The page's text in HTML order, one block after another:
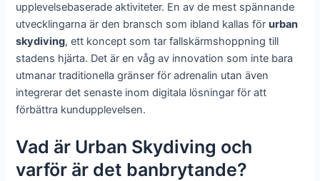
upplevelsebaserade aktiviteter. En av de mest spännande
utvecklingarna är den bransch som ibland kallas förurban
skydiving, ett koncept som tar fallskärmshoppning till
stadens hjärta. Det är en våg av innovation som inte bara
utmanar traditionella gränser för adrenalin utan även
integrerar det senaste inom digitala lösningar för att
förbättra kundupplevelsen.
Vad är Urban Skydiving och
varför är det banbrytande?